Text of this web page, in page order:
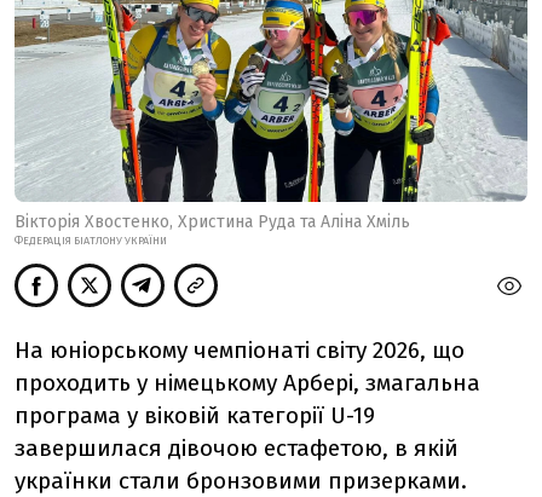
Вікторія Хвостенко, Христина Руда та Аліна Хміль
ФЕДЕРАЦІЯ БІАТЛОНУ УКРАЇНИ
На юніорському чемпіонаті світу 2026, що
проходить у німецькому Арбері, змагальна
програма у віковій категорії U-19
завершилася дівочою естафетою, в якій
українки стали бронзовими призерками.